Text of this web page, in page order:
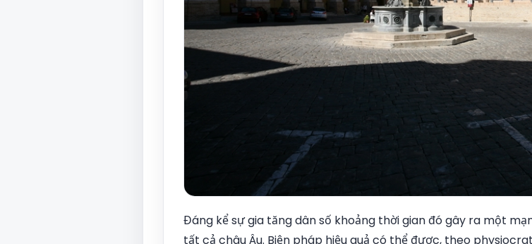
Đáng kể sự gia tăng dân số khoảng thời gian đó gây ra một
tất cả châu Âu. Biện pháp hiệu quả có thể được, theo